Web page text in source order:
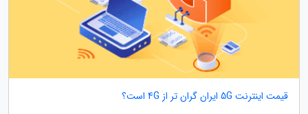
قیمت اینترنت 5G ایران گران تر از 4G است؟